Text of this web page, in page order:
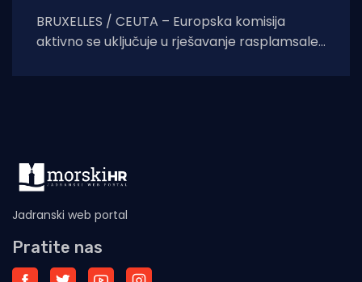
BRUXELLES / CEUTA – Europska komisija
aktivno se uključuje u rješavanje rasplamsale
Jadranski web portal
Pratite nas